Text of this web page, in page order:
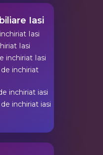
Iasi
Iasi
Iasi
inchiriat Iasi
inchiriat
inchiriat iasi
inchiriat iasi